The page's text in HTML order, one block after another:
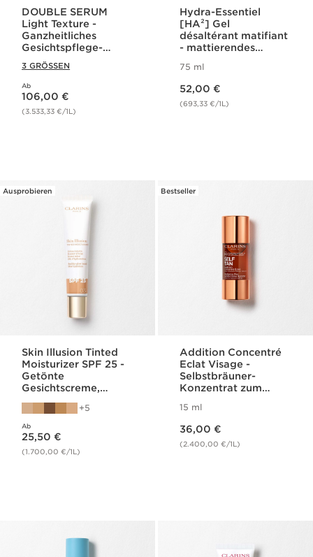
DOUBLE SERUM
Light Texture -
Ganzheitliches
Gesichtspflege-
Konzentrat für
jugendliche Haut
3 GRÖSSEN
Ab
Aktueller Preis 106,00 €
106,00 €
(3.533,33 €/1L)
Hydra-Essentiel
[HA²] Gel
désaltérant matifiant
- mattierendes
75 ml
52,00 €
(693,33 €/1L)
Ausprobieren
Skin Illusion Tinted
Moisturizer SPF 25 -
Getönte
Gesichtscreme,
SPF 25
5
Ab
Aktueller Preis 25,50 €
25,50 €
(1.700,00 €/1L)
Bestseller
Addition Concentré
Eclat Visage -
Selbstbräuner-
Konzentrat zum
Gesichtspflege
15 ml
36,00 €
(2.400,00 €/1L)